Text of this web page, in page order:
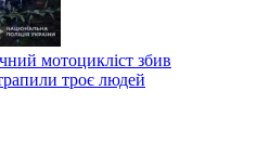
мотоцикліст збив
троє людей